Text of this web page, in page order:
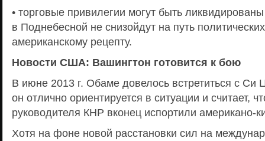
• торговые привилегии могут быть
в Поднебесной не снизойдут на путь
американскому рецепту.
Новости США: Вашингтон готовится к бою
В июне 2013 г. Обаме довелось встретиться с Си
он отлично ориентируется в ситуации и считает,
руководителя КНР вконец испортили американо-
Хотя на фоне новой расстановки сил на